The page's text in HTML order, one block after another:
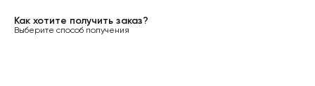
Как хотите получить заказ?
Выберите способ получения